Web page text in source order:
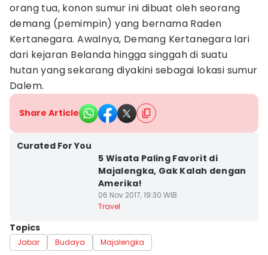
orang tua, konon sumur ini dibuat oleh seorang
demang (pemimpin) yang bernama Raden
Kertanegara. Awalnya, Demang Kertanegara lari
dari kejaran Belanda hingga singgah di suatu
hutan yang sekarang diyakini sebagai lokasi sumur
Dalem.
Share Article
Curated For You
5 Wisata Paling Favorit di
Majalengka, Gak Kalah dengan
Amerika!
06 Nov 2017, 19:30 WIB
Travel
Topics
Jabar Budaya Majalengka